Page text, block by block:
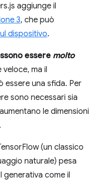
aggiunge il
3, che può
dispositivo.
essere molto
veloce, ma il
essere una sfida. Per
sono necessari sia
le dimensioni
(un classico
naturale) pesa
generativa come il